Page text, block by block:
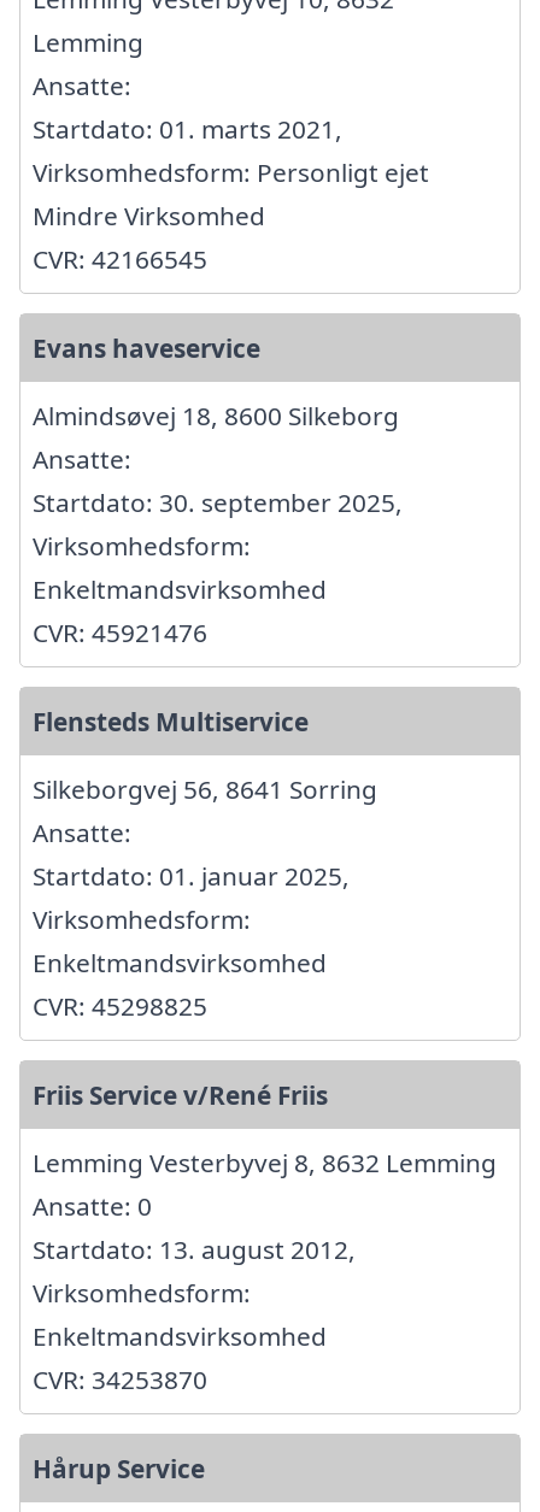
Lemming
Ansatte:
Startdato: 01. marts 2021,
Virksomhedsform: Personligt ejet
Mindre Virksomhed
CVR: 42166545
Evans haveservice
Almindsøvej 18, 8600 Silkeborg
Ansatte:
Startdato: 30. september 2025,
Virksomhedsform:
Enkeltmandsvirksomhed
CVR: 45921476
Flensteds Multiservice
Silkeborgvej 56, 8641 Sorring
Ansatte:
Startdato: 01. januar 2025,
Virksomhedsform:
Enkeltmandsvirksomhed
CVR: 45298825
Friis Service v/René Friis
Lemming Vesterbyvej 8, 8632 Lemming
Ansatte: 0
Startdato: 13. august 2012,
Virksomhedsform:
Enkeltmandsvirksomhed
CVR: 34253870
Hårup Service